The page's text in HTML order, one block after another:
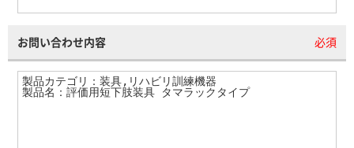
お問い合わせ内容 必須